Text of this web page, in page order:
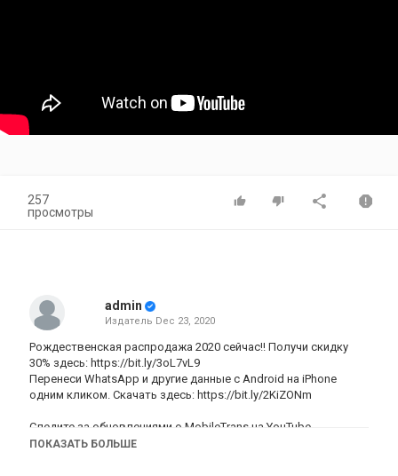
257
просмотры
admin
Издатель Dec 23, 2020
Рождественская распродажа 2020 сейчас!! Получи скидку
30% здесь: https://bit.ly/3oL7vL9
Перенеси WhatsApp и другие данные с Android на iPhone
одним кликом. Скачать здесь: https://bit.ly/2KiZONm
Следите за обновлениями о MobileTrans на YouTube
http://www.youtube.com/c/WondershareMobileTrans
ПОКАЗАТЬ БОЛЬШЕ